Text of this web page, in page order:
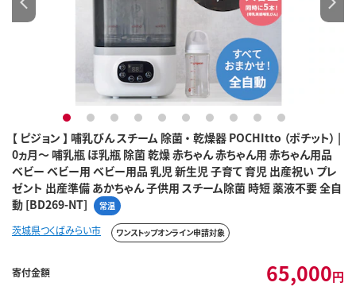
【 ピジョン 】 哺乳びん スチーム 除菌 ・ 乾燥器 POCHItto （ポチット） |
0ヵ月～ 哺乳瓶 ほ乳瓶 除菌 乾燥 赤ちゃん 赤ちゃん用 赤ちゃん用品
ベビー ベビー用 ベビー用品 乳児 新生児 子育て 育児 出産祝い プレ
ゼント 出産準備 あかちゃん 子供用 スチーム除菌 時短 薬液不要 全自
動 [BD269-NT]
常温
1 2 3 4 5 6 7 8 9 10
茨城県つくばみらい市 ワンストップオンライン申請対象
寄付金額 65,000円